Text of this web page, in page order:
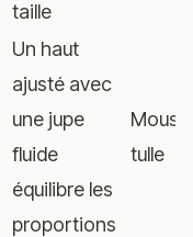
taille
Un haut
ajusté avec
une jupe
fluide
équilibre les
proportions
tulle